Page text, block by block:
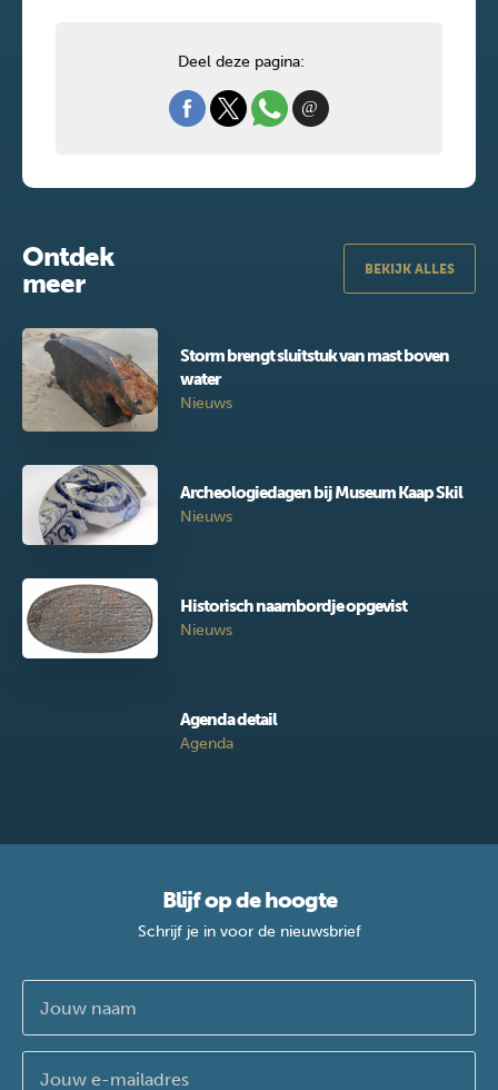
Deel deze pagina:
Ontdek
meer
BEKIJK ALLES
Storm brengt sluitstuk van mast boven
water
Nieuws
Archeologiedagen bij Museum Kaap Skil
Nieuws
Historisch naambordje opgevist
Nieuws
Agenda detail
Agenda
Blijf op de hoogte
Schrijf je in voor de nieuwsbrief